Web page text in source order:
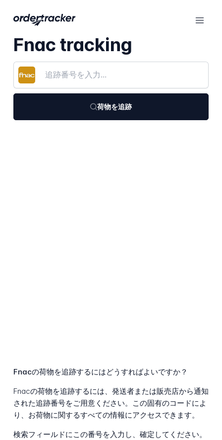
Fnac tracking
荷物を追跡
Fnacの荷物を追跡するにはどうすればよいですか？
Fnacの荷物を追跡するには、発送者または販売店から通知
された追跡番号をご用意ください。この固有のコードによ
り、お荷物に関するすべての情報にアクセスできます。
検索フィールドにこの番号を入力し、確定してください。